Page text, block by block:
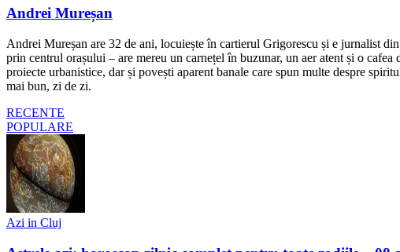
Andrei Mureșan
Andrei Mureșan are 32 de ani, locuiește în cartierul Grigorescu și e jurnalist
prin centrul orașului – are mereu un carnețel în buzunar, un aer atent și o
proiecte urbanistice, dar și povești aparent banale care spun multe despre
mai bun, zi de zi.
RECENTE
POPULARE
Azi in Cluj